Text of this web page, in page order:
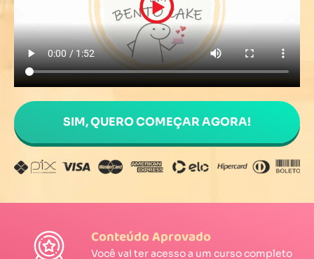
SIM, QUERO COMEÇAR AGORA!
Conteúdo Aprovado
Você vai ter acesso a um curso completo